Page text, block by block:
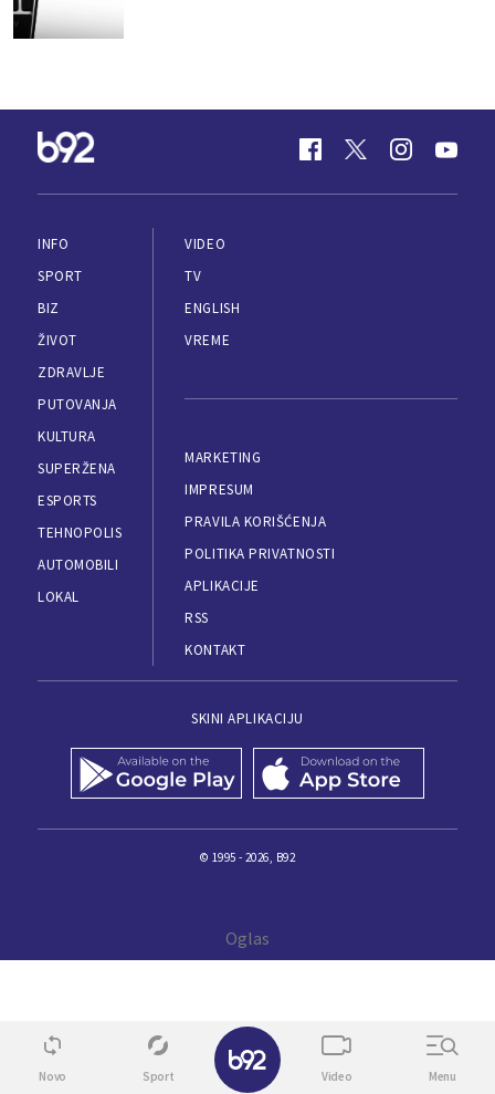
INFO
SPORT
BIZ
ŽIVOT
ZDRAVLJE
PUTOVANJA
KULTURA
SUPERŽENA
ESPORTS
TEHNOPOLIS
AUTOMOBILI
LOKAL
VIDEO
TV
ENGLISH
VREME
MARKETING
IMPRESUM
PRAVILA KORIŠĆENJA
POLITIKA PRIVATNOSTI
APLIKACIJE
RSS
KONTAKT
SKINI APLIKACIJU
© 1995 - 2026, B92
Novo Sport Video Menu
✕